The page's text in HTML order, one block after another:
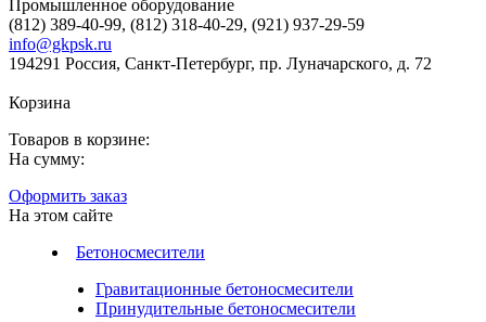
Промышленное оборудование
(812) 389-40-99, (812) 318-40-29, (921) 937-29-59
info@gkpsk.ru
194291 Россия, Санкт-Петербург, пр. Луначарского, д. 72
Корзина
Товаров в корзине:
На сумму:
Оформить заказ
На этом сайте
Бетоносмесители
Гравитационные бетоносмесители
Принудительные бетоносмесители